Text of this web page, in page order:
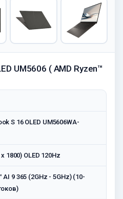
UM5606 ( AMD Ryzen™
S 16 OLED UM5606WA-
1800) OLED 120Hz
AI 9 365 (2GHz - 5GHz) (10-